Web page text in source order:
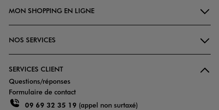
MON SHOPPING EN LIGNE
NOS SERVICES
SERVICES CLIENT
Questions/réponses
Formulaire de contact
09 69 32 35 19 (appel non surtaxé)